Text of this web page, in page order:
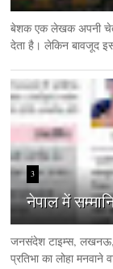
बेशक एक लेखक अपनी
देता है। लेकिन बावजूद
3
नेपाल में
जनसंदेश टाइम्‍स,
प्रतिभा का लोहा मनवाने